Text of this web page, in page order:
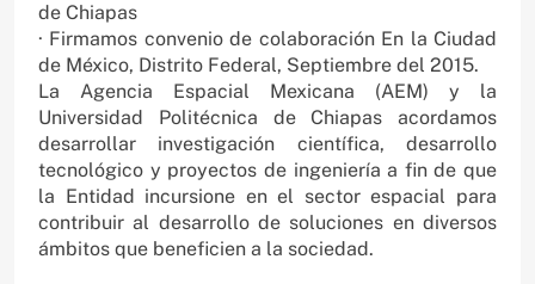
de Chiapas
· Firmamos convenio de colaboración En la Ciudad
de México, Distrito Federal, Septiembre del 2015.
La Agencia Espacial Mexicana (AEM) y la
Universidad Politécnica de Chiapas acordamos
desarrollar investigación científica, desarrollo
tecnológico y proyectos de ingeniería a fin de que
la Entidad incursione en el sector espacial para
contribuir al desarrollo de soluciones en diversos
ámbitos que beneficien a la sociedad.